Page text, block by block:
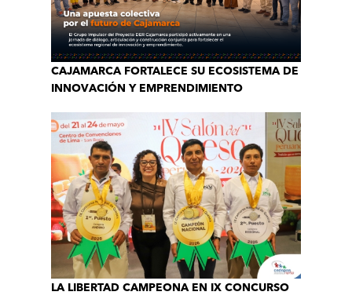
CAJAMARCA FORTALECE SU ECOSISTEMA DE
INNOVACIÓN Y EMPRENDIMIENTO
LA LIBERTAD CAMPEONA EN IX CONCURSO